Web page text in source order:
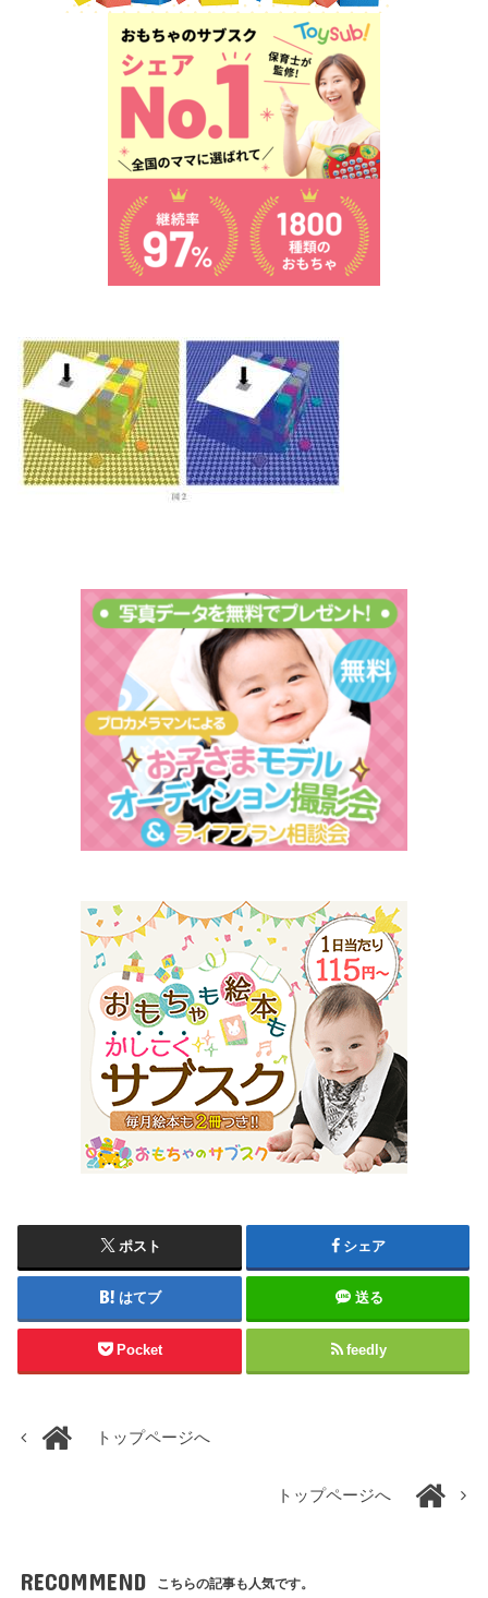
ポスト シェア
はてブ 送る
Pocket feedly
トップページへ
トップページへ
RECOMMEND こちらの記事も人気です。